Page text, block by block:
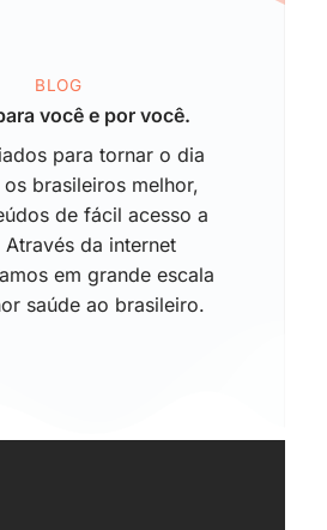
BLOG
você e por você.
para tornar o dia
brasileiros melhor,
de fácil acesso a
da internet
em grande escala
saúde ao brasileiro.